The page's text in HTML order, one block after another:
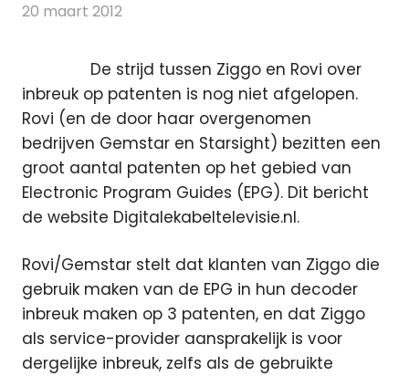
20 maart 2012
De strijd tussen Ziggo en Rovi over
inbreuk op patenten is nog niet afgelopen.
Rovi (en de door haar overgenomen
bedrijven Gemstar en Starsight) bezitten een
groot aantal patenten op het gebied van
Electronic Program Guides (EPG). Dit bericht
de website Digitalekabeltelevisie.nl.
Rovi/Gemstar stelt dat klanten van Ziggo die
gebruik maken van de EPG in hun decoder
inbreuk maken op 3 patenten, en dat Ziggo
als service-provider aansprakelijk is voor
dergelijke inbreuk, zelfs als de gebruikte